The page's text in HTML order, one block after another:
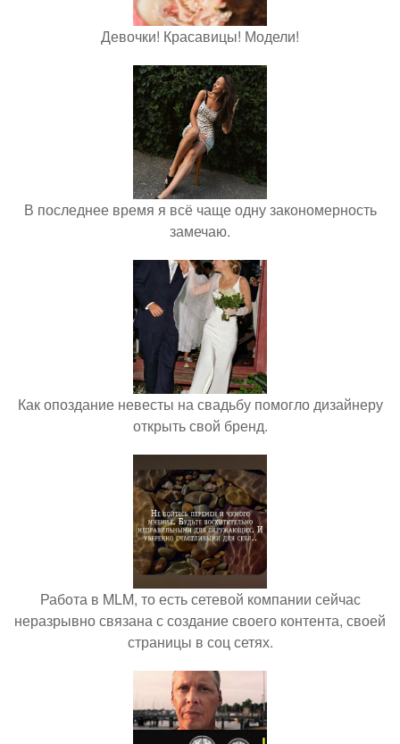
Девочки! Красавицы! Модели!
В последнее время я всё чаще одну закономерность
замечаю.
Как опоздание невесты на свадьбу помогло дизайнеру
открыть свой бренд.
Работа в MLM, то есть сетевой компании сейчас
неразрывно связана с создание своего контента, своей
страницы в соц сетях.